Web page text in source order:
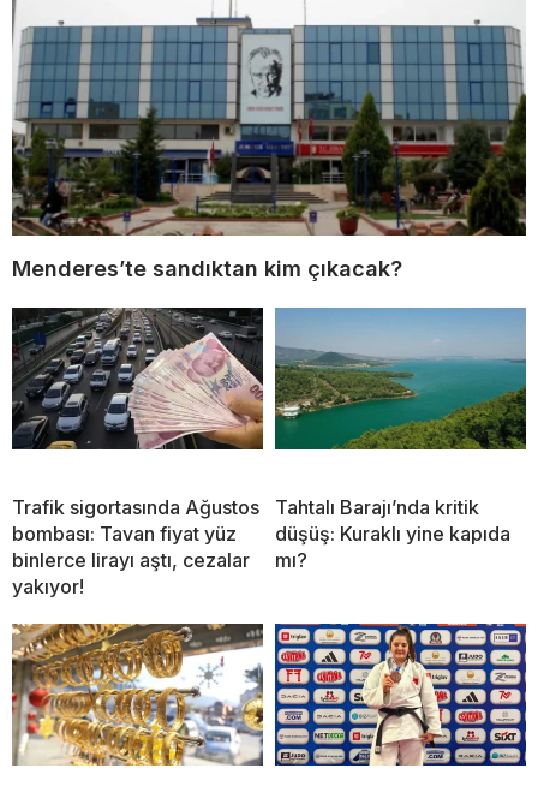
Menderes’te sandıktan kim çıkacak?
Trafik sigortasında Ağustos
bombası: Tavan fiyat yüz
binlerce lirayı aştı, cezalar
yakıyor!
Tahtalı Barajı’nda kritik
düşüş: Kuraklı yine kapıda
mı?